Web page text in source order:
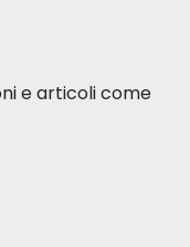
e articoli come